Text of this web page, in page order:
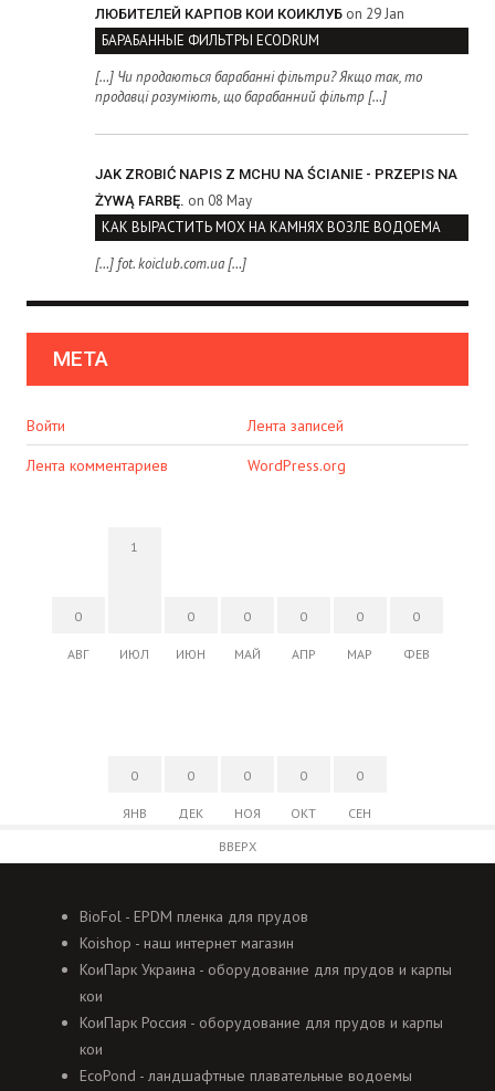
ЛЮБИТЕЛЕЙ КАРПОВ КОИ КОИКЛУБ on 29 Jan
БАРАБАННЫЕ ФИЛЬТРЫ ECODRUM
[…] Чи продаються барабанні фільтри? Якщо так, то
продавці розуміють, що барабанний фільтр […]
JAK ZROBIĆ NAPIS Z MCHU NA ŚCIANIE - PRZEPIS NA
ŻYWĄ FARBĘ. on 08 May
КАК ВЫРАСТИТЬ МОХ НА КАМНЯХ ВОЗЛЕ ВОДОЕМА
[…] fot. koiclub.com.ua […]
МЕТА
Войти
Лента записей
Лента комментариев
WordPress.org
0
АВГ
1
ИЮЛ
0
ИЮН
0
МАЙ
0
АПР
0
МАР
0
ФЕВ
0
ЯНВ
0
ДЕК
0
НОЯ
0
ОКТ
0
СЕН
ВВЕРХ
BioFol - EPDM пленка для прудов
Koishop - наш интернет магазин
КоиПарк Украина - оборудование для прудов и карпы
кои
КоиПарк Россия - оборудование для прудов и карпы
кои
EcoPond - ландшафтные плавательные водоемы